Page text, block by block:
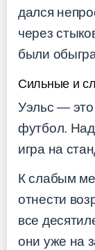
дался
через
были
Сильные и
Уэльс — это
футбол.
игра на
К слабым
отнести
все
они уже на